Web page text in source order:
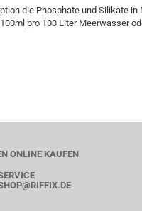
die Phosphate und Silikate
pro 100 Liter Meerwasser
ONLINE KAUFEN
@RIFFIX.DE